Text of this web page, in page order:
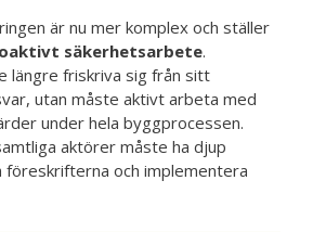
är nu mer komplex och ställer
säkerhetsarbete.
längre friskriva sig från sitt
utan måste aktivt arbeta med
under hela byggprocessen.
aktörer måste ha djup
föreskrifterna och implementera